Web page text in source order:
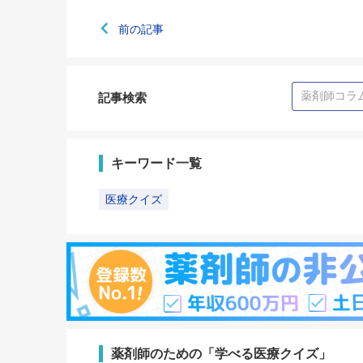
前の記事
記事検索
キーワード一覧
医療クイズ
薬剤師のための「学べる医療クイズ」